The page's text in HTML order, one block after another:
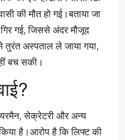
की मौत हो गई।बताया जा
गई, जिससे अंदर मौजूद
तुरंत अस्पताल ले जाया गया,
बच सकी।
सेक्रेटरी और अन्य
है।आरोप है कि लिफ्ट की